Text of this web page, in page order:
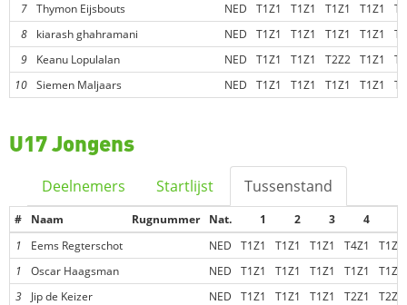
7 Thymon Eijsbouts NED T1Z1 T1Z1 T1Z1 T1Z1
8
kiarash ghahramani NED T1Z1 T1Z1 T1Z1 T1Z1
9
Keanu Lopulalan NED T1Z1 T1Z1 T2Z2 T1Z1
10 Siemen Maljaars NED T1Z1 T1Z1 T1Z1 T1Z1
U17 Jongens
Deelnemers Startlijst Tussenstand
# Naam Rugnummer Nat. 1 2 3 4
1
Eems Regterschot NED T1Z1 T1Z1 T1Z1 T4Z1
T1Z1
1
Oscar Haagsman NED T1Z1 T1Z1 T1Z1 T1Z1
T1Z1
3
Jip de Keizer NED T1Z1 T1Z1 T1Z1 T2Z1
T2Z2